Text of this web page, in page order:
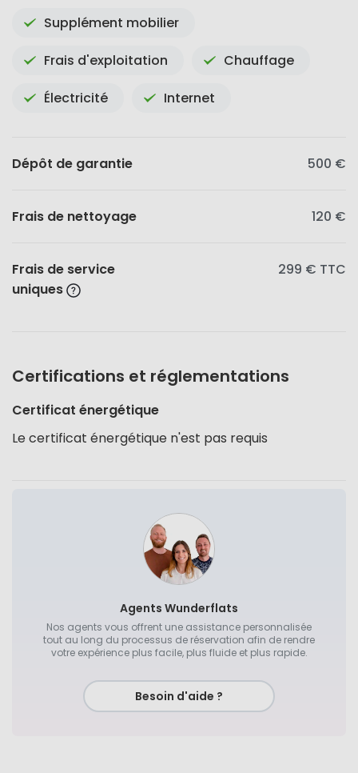
Supplément mobilier
Frais d'exploitation Chauffage
Électricité Internet
Dépôt de garantie 500 €
Frais de nettoyage 120 €
Frais de service
uniques
299 € TTC
Certifications et réglementations
Certificat énergétique
Le certificat énergétique n'est pas requis
Agents Wunderflats
Nos agents vous offrent une assistance personnalisée
tout au long du processus de réservation afin de rendre
votre expérience plus facile, plus fluide et plus rapide.
Besoin d'aide ?